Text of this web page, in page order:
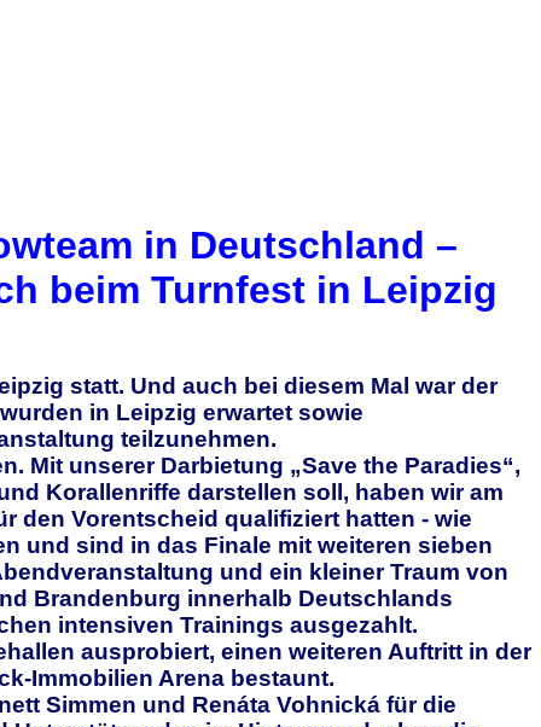
in Deutschland –
beim Turnfest in Leipzig
statt. Und auch bei diesem Mal war der
in Leipzig erwartet sowie
teilzunehmen.
Mit unserer Darbietung „Save the Paradies“,
Korallenriffe darstellen soll, haben wir am
den Vorentscheid qualifiziert hatten - wie
und sind in das Finale mit weiteren sieben
und ein kleiner Traum von
Brandenburg innerhalb Deutschlands
intensiven Trainings ausgezahlt.
ausprobiert, einen weiteren Auftritt in der
Immobilien Arena bestaunt.
Simmen und Renáta Vohnická für die